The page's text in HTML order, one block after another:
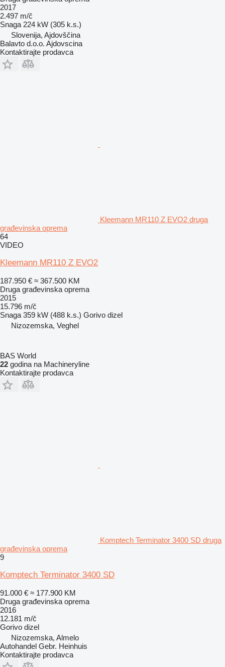
2017
2.497 m/č
Snaga 224 kW (305 k.s.)
Slovenija, Ajdovščina
Balavto d.o.o. Ajdovscina
Kontaktirajte prodavca
Kleemann MR110 Z EVO2 druga
građevinska oprema
64
VIDEO
Kleemann MR110 Z EVO2
187.950 € ≈ 367.500 KM
Druga građevinska oprema
2015
15.796 m/č
Snaga 359 kW (488 k.s.) Gorivo dizel
Nizozemska, Veghel
BAS World
22 godina na Machineryline
Kontaktirajte prodavca
Komptech Terminator 3400 SD druga
građevinska oprema
9
Komptech Terminator 3400 SD
91.000 € ≈ 177.900 KM
Druga građevinska oprema
2016
12.181 m/č
Gorivo dizel
Nizozemska, Almelo
Autohandel Gebr. Heinhuis
Kontaktirajte prodavca